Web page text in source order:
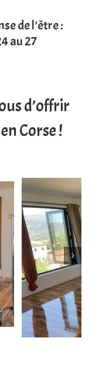
de l’être :
au 27
d’offrir
Corse !